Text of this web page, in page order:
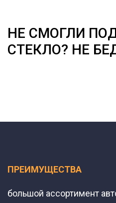
НЕ СМОГЛИ
СТЕКЛО? НЕ
ПРЕИМУЩЕСТВА
большой ассортимент